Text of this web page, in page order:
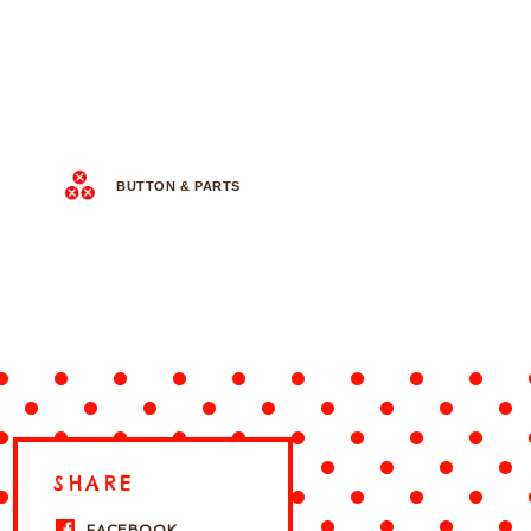
BUTTON & PARTS
SHARE